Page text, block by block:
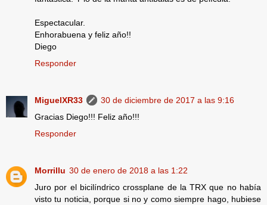
Espectacular.
Enhorabuena y feliz año!!
Diego
Responder
MiguelXR33
30 de diciembre de 2017 a las 9:16
Gracias Diego!!! Feliz año!!!
Responder
Morrillu 30 de enero de 2018 a las 1:22
Juro por el bicilíndrico crossplane de la TRX que no había
visto tu noticia, porque si no y como siempre hago, hubiese